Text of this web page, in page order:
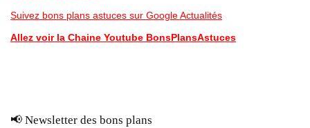
Suivez bons plans astuces sur Google Actualités
Allez voir la Chaine Youtube BonsPlansAstuces
📢 Newsletter des bons plans